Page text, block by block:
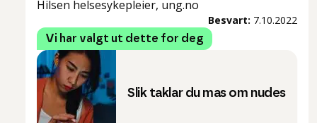
Hilsen helsesykepleier, ung.no
Besvart: 7.10.2022
Vi har valgt ut dette for deg
Slik taklar du mas om nudes